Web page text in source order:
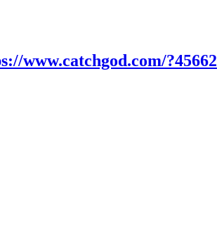
www.catchgod.com/?45662